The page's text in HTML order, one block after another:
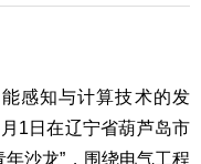
感知与计算技术的发
1日在辽宁省葫芦岛市
沙龙”，围绕电气工程